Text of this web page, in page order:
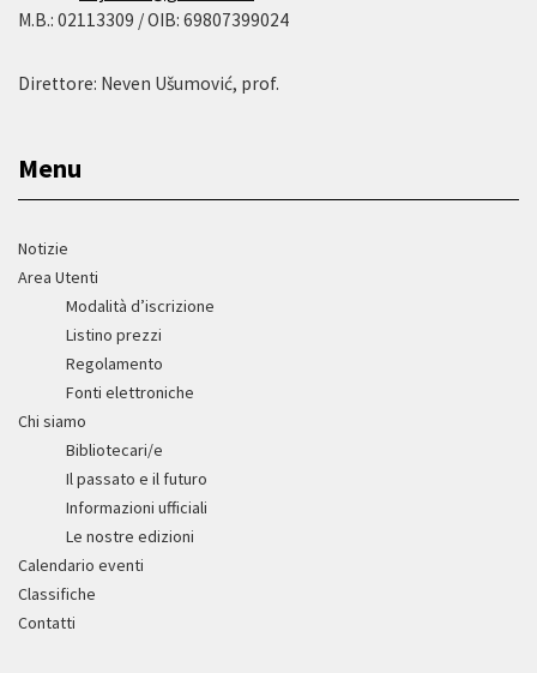
M.B.: 02113309 / OIB: 69807399024
Direttore: Neven Ušumović, prof.
Menu
Notizie
Area Utenti
Modalità d’iscrizione
Listino prezzi
Regolamento
Fonti elettroniche
Chi siamo
Bibliotecari/e
Il passato e il futuro
Informazioni ufficiali
Le nostre edizioni
Calendario eventi
Classifiche
Contatti